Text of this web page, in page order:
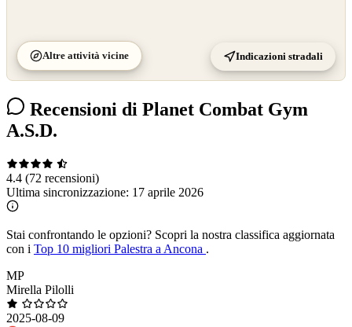
Altre attività vicine Indicazioni stradali
Recensioni di Planet Combat Gym
A.S.D.
4.4 (72 recensioni)
Ultima sincronizzazione: 17 aprile 2026
Stai confrontando le opzioni? Scopri la nostra classifica aggiornata
con i Top 10 migliori Palestra a Ancona .
MP
Mirella Pilolli
2025-08-09